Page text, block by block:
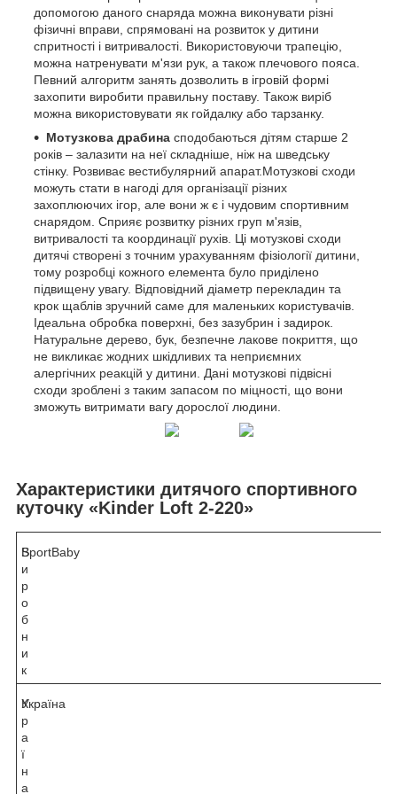
допомогою даного снаряда можна виконувати різні
фізичні вправи, спрямовані на розвиток у дитини
спритності і витривалості. Використовуючи трапецію,
можна натренувати м'язи рук, а також плечового пояса.
Певний алгоритм занять дозволить в ігровій формі
захопити виробити правильну поставу. Також виріб
можна використовувати як гойдалку або тарзанку.
Мотузкова драбина сподобаються дітям старше 2
років – залазити на неї складніше, ніж на шведську
стінку. Розвиває вестибулярний апарат.Мотузкові сходи
можуть стати в нагоді для організації різних
захоплюючих ігор, але вони ж є і чудовим спортивним
снарядом. Сприяє розвитку різних груп м'язів,
витривалості та координації рухів. Ці мотузкові сходи
дитячі створені з точним урахуванням фізіології дитини,
тому розробці кожного елемента було приділено
підвищену увагу. Відповідний діаметр перекладин та
крок щаблів зручний саме для маленьких користувачів.
Ідеальна обробка поверхні, без зазубрин і задирок.
Натуральне дерево, бук, безпечне лакове покриття, що
не викликає жодних шкідливих та неприємних
алергічних реакцій у дитини. Дані мотузкові підвісні
сходи зроблені з таким запасом по міцності, що вони
зможуть витримати вагу дорослої людини.
Характеристики дитячого спортивного
куточку «Kinder Loft 2-220»
В
и
р
о
б
н
и
к
SportBaby
К
р
а
ї
н
а
Україна